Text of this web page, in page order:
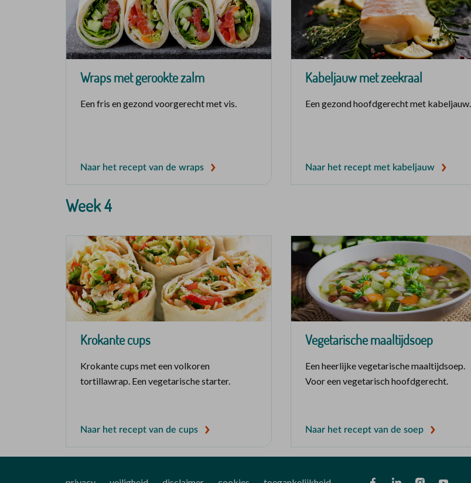
Wraps met gerookte zalm
Een fris en gezond voorgerecht met vis.
Naar het recept van de wraps
Kabeljauw met zeekraal
Een gezond hoofdgerecht met kabeljauw.
Naar het recept met kabeljauw
Week 4
Krokante cups
Krokante cups met een volkoren
tortillawrap. Een vegetarische starter.
Naar het recept van de cups
Vegetarische maaltijdsoep
Een heerlijke vegetarische maaltijdsoep.
Voor een vegetarisch hoofdgerecht.
Naar het recept van de soep